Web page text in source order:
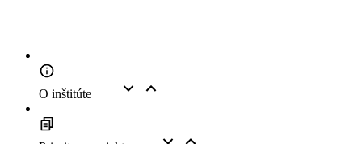
O inštitúte